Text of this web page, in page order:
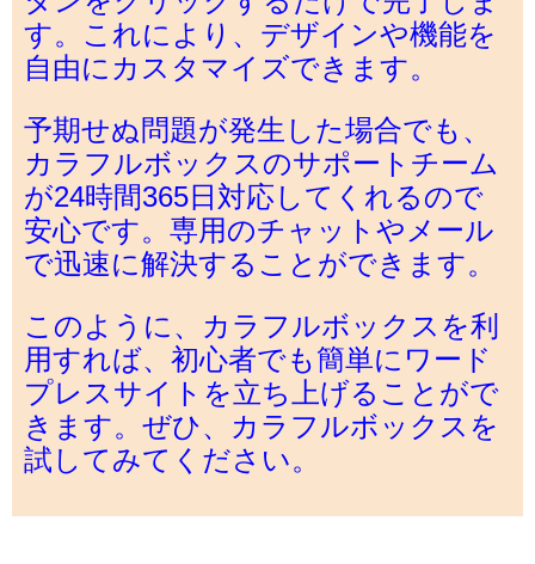
す。これにより、デザインや機能を
自由にカスタマイズできます。
予期せぬ問題が発生した場合でも、
カラフルボックスのサポートチーム
が24時間365日対応してくれるので
安心です。専用のチャットやメール
で迅速に解決することができます。
このように、カラフルボックスを利
用すれば、初心者でも簡単にワード
プレスサイトを立ち上げることがで
きます。ぜひ、カラフルボックスを
試してみてください。